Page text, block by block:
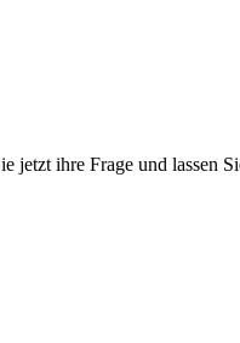
jetzt ihre Frage und lassen